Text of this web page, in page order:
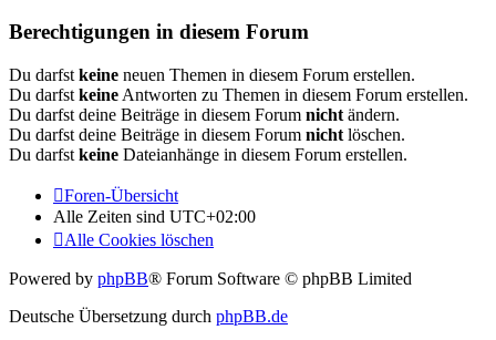
Berechtigungen in diesem Forum
Du darfst keine neuen Themen in diesem Forum erstellen.
Du darfst keine Antworten zu Themen in diesem Forum erstellen.
Du darfst deine Beiträge in diesem Forum nicht ändern.
Du darfst deine Beiträge in diesem Forum nicht löschen.
Du darfst keine Dateianhänge in diesem Forum erstellen.
Foren-Übersicht
Alle Zeiten sind UTC+02:00
Alle Cookies löschen
Powered by phpBB® Forum Software © phpBB Limited
Deutsche Übersetzung durch phpBB.de